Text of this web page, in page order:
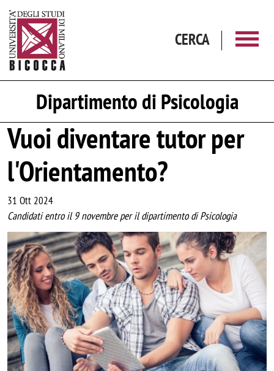
CERCA
Dipartimento di Psicologia
Vuoi diventare tutor per
l'Orientamento?
31 Ott 2024
Candidati entro il 9 novembre per il dipartimento di Psicologia
Image